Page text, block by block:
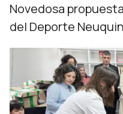
Novedosa
del Deporte